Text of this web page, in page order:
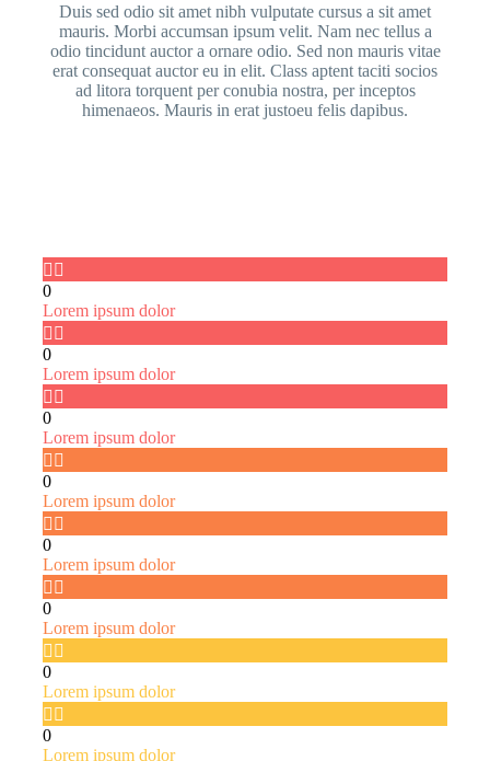
Duis sed odio sit amet nibh vulputate cursus a sit amet
mauris. Morbi accumsan ipsum velit. Nam nec tellus a
odio tincidunt auctor a ornare odio. Sed non mauris vitae
erat consequat auctor eu in elit. Class aptent taciti socios
ad litora torquent per conubia nostra, per inceptos
himenaeos. Mauris in erat justoeu felis dapibus.
 
0
Lorem ipsum dolor
 
0
Lorem ipsum dolor
 
0
Lorem ipsum dolor
 
0
Lorem ipsum dolor
 
0
Lorem ipsum dolor
 
0
Lorem ipsum dolor
 
0
Lorem ipsum dolor
 
0
Lorem ipsum dolor